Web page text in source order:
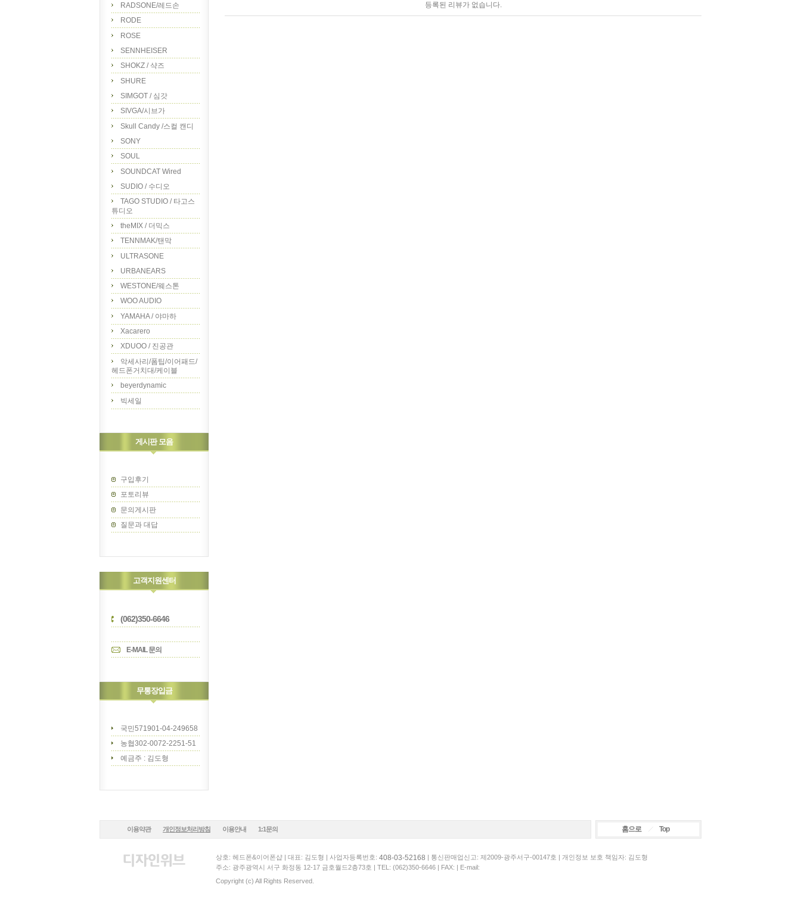
RADSONE/레드손
RODE
ROSE
SENNHEISER
SHOKZ / 샥즈
SHURE
SIMGOT / 심갓
SIVGA/시브가
Skull Candy /스컬 캔디
SONY
SOUL
SOUNDCAT Wired
SUDIO / 수디오
TAGO STUDIO / 타고스
튜디오
theMIX / 더믹스
TENNMAK/탠막
ULTRASONE
URBANEARS
WESTONE/웨스톤
WOO AUDIO
YAMAHA / 야마하
Xacarero
XDUOO / 진공관
악세사리/폼팁/이어패드/
헤드폰거치대/케이블
beyerdynamic
빅세일
게시판 모음
구입후기
포토리뷰
문의게시판
질문과 대답
고객지원센터
(062)350-6646
E-MAIL 문의
무통장입금
국민571901-04-249658
농협302-0072-2251-51
예금주 : 김도형
등록된 리뷰가 없습니다.
이용약관 개인정보처리방침 이용안내 1:1문의 홈으로 Top
상호: 헤드폰&이어폰샵 | 대표: 김도형 | 사업자등록번호: 408-03-52168 | 통신판매업신고: 제2009-광주서구-00147호 | 개인정보 보호 책임자: 김도형
주소: 광주광역시 서구 화정동 12-17 금호월드2층73호 | TEL: (062)350-6646 | FAX: | E-mail:
Copyright (c) All Rights Reserved.